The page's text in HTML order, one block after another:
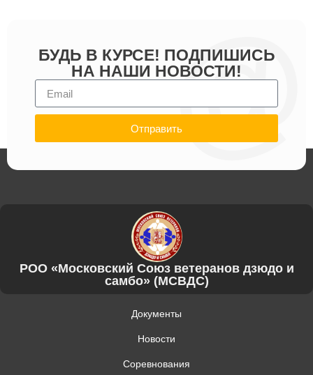
БУДЬ В КУРСЕ! ПОДПИШИСЬ
НА НАШИ НОВОСТИ!
Отправить
РОО «Московский Союз ветеранов дзюдо и
самбо» (МСВДС)
Документы
Новости
Соревнования